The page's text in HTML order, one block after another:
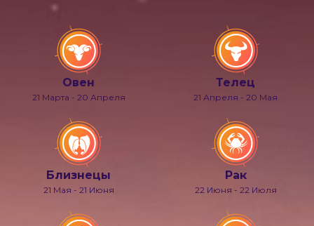
Овен
21 Марта - 20 Апреля
Телец
21 Апреля - 20 Мая
Близнецы
21 Мая - 21 Июня
Рак
22 Июня - 22 Июля